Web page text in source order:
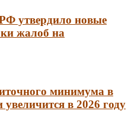
утвердило новые
жалоб на
минимума в
в 2026 году